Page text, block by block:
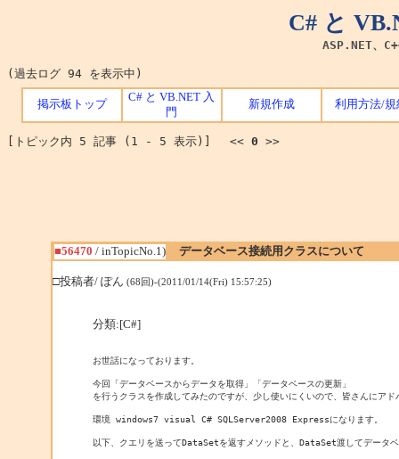
C# と
ASP.NET、
(過去ログ 94 を表示中)
掲示板トップ
C# と VB.NET 入
門
新規作成 利用方法/規
[トピック内 5 記事 (1 - 5 表示)] << 0 >>
■56470 / inTopicNo.1) データベース接続用クラスについて
□投稿者/ ぽん (68回)-(2011/01/14(Fri) 15:57:25)
分類:[C#]
お世話になっております。
今回「データベースからデータを取得」「データベースの更新」
を行うクラスを作成してみたのですが、少し使いにくいので、皆さんにア
環境 windows7 visual C# SQLServer2008 Expressになります。
以下、クエリを送ってDataSetを返すメソッドと、DataSet渡してデータ